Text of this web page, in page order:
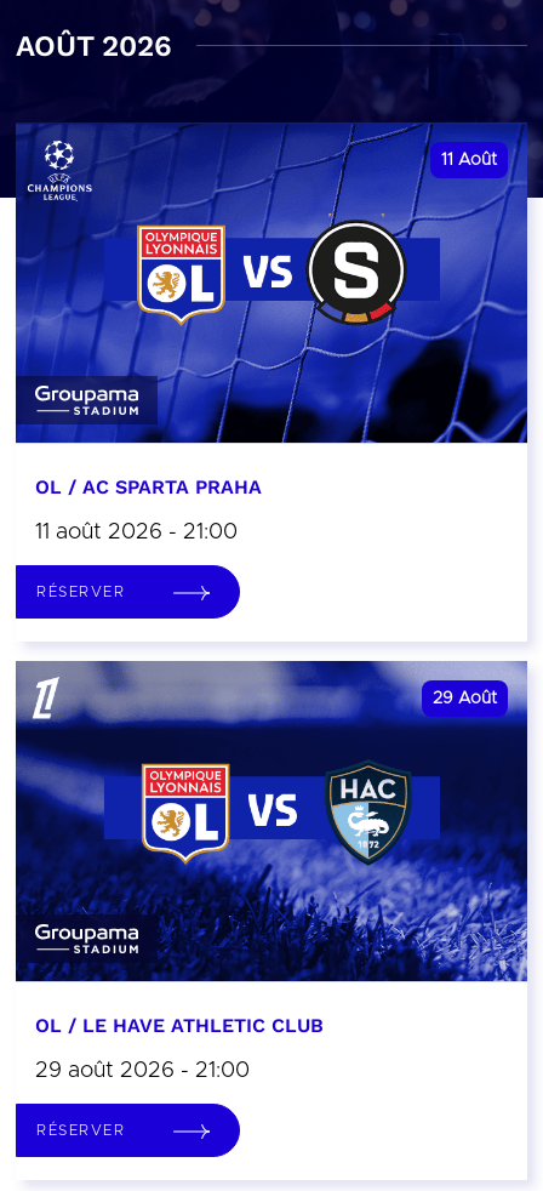
AOÛT 2026
11 Août
OL / AC SPARTA PRAHA
11 août 2026 - 21:00
RÉSERVER
29 Août
OL / LE HAVE ATHLETIC CLUB
29 août 2026 - 21:00
RÉSERVER